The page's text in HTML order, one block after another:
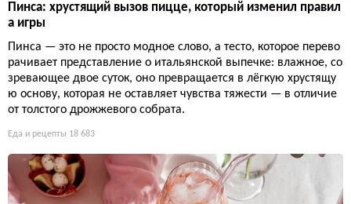
Пинса: хрустящий вызов пицце, который изменил правил
а игры
Пинса — это не просто модное слово, а тесто, которое перево
рачивает представление о итальянской выпечке: влажное, со
зревающее двое суток, оно превращается в лёгкую хрустящу
ю основу, которая не оставляет чувства тяжести — в отличие
от толстого дрожжевого собрата.
Еда и рецепты 18 683